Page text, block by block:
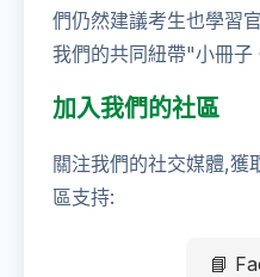
們仍然建議考生也學習
我們的共同紐帶"小冊子
加入我們的社區
關注我們的社交媒體,獲
區支持:
📘